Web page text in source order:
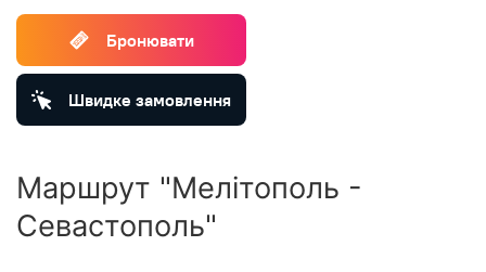
Бронювати
Швидке замовлення
Маршрут "Мелітополь -
Севастополь"